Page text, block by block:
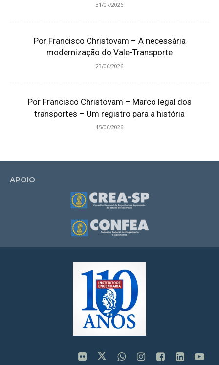
31/07/2026
Por Francisco Christovam – A necessária
modernização do Vale-Transporte
23/06/2026
Por Francisco Christovam – Marco legal dos
transportes – Um registro para a história
15/06/2026
APOIO